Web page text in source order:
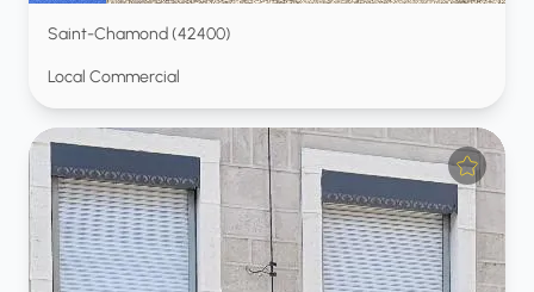
Saint-Chamond (42400)
Local Commercial